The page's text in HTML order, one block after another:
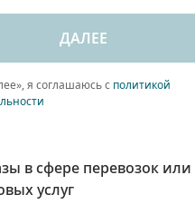
ДАЛЕЕ
я соглашаюсь с политикой
в сфере перевозок или
услуг